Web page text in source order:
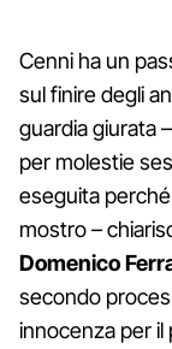
Cenni ha un
sul finire degli
guardia giurata
per molestie
eseguita
mostro –
Domenico
secondo
innocenza per